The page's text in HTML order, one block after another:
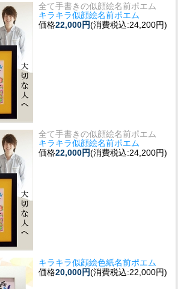
全て手書きの似顔絵名前ポエム
キラキラ似顔絵名前ポエム
価格22,000円(消費税込:24,200円)
全て手書きの似顔絵名前ポエム
キラキラ似顔絵名前ポエム
価格22,000円(消費税込:24,200円)
キラキラ似顔絵色紙名前ポエム
価格20,000円(消費税込:22,000円)